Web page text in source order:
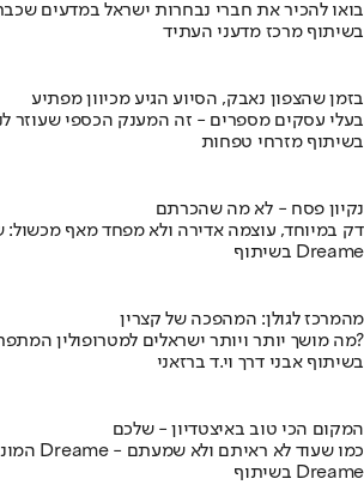
בואו להכיר את חברי נבחרות ישראל במדעים
בשיתוף מרכז מדעני העתיד
בזמן שהצפון נאבק, הסיוע הגיע מכיוון מפתיע
בעלי עסקים מספרים - זה המענק הכספי שעוזר
בשיתוף מזרחי טפחות
נקיון פסח - לא מה שהכרתם
דק במיוחד, עוצמה אדירה ולא מפחד מאף
בשיתוף Dreame
מהמרכז לגולן: המהפכה של קצרין
מה מושך יותר ויותר ישראלים למטרופולין המתפתח של האזור היפה במדינה?
בשיתוף אבני דרך וי.ד ברזאני
המקום הכי טוב באיצטדיון - שלכם
המונדיאל עם מסכי Dreame - כמו שעוד לא ראיתם ולא שמעתם
בשיתוף Dreame